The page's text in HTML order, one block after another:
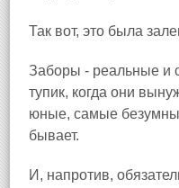
Так вот, это была
Заборы - реальные и
тупик, когда они
юные, самые
бывает.
И, напротив,